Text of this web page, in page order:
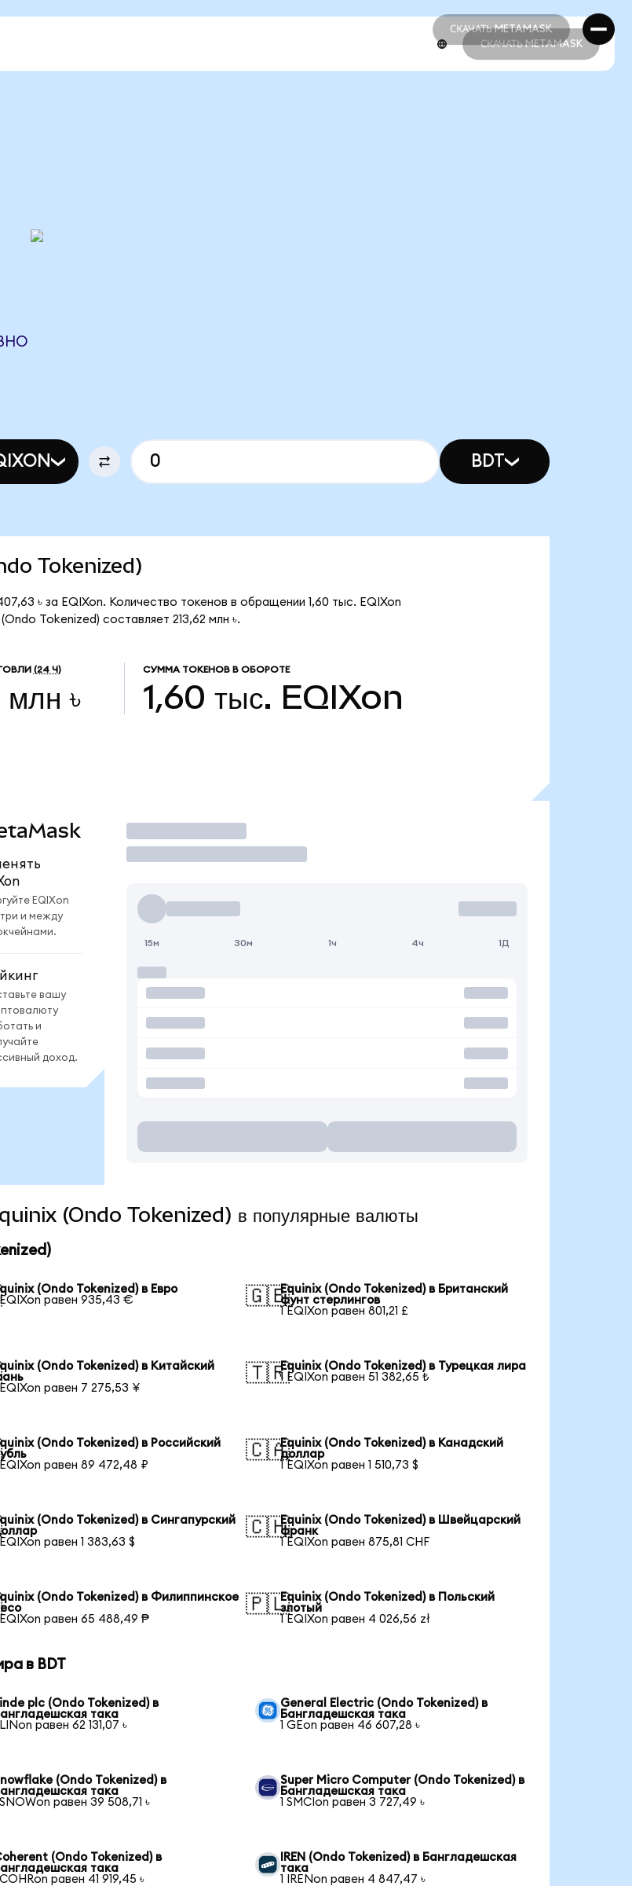
СКАЧАТЬ METAMASK
СКАЧАТЬ METAMASK
СКАЧАТЬ METAMASK
BDT
Tokenized)
৳ за EQIXon. Количество токенов в обращении 1,60 тыс. EQIXon
Tokenized) составляет 213,62 млн ৳.
(24 Ч)
৳
СУММА ТОКЕНОВ В ОБОРОТЕ
1,60 тыс. EQIXon
EQIXon
и между
вашу
и
доход.
Торговать
15м 30м 1ч 4ч 1Д
Equinix (Ondo Tokenized) в популярные валюты
(Ondo Tokenized) в Евро
EQIXon равен 935,43 €
🇬🇧Equinix (Ondo Tokenized) в Британский
фунт стерлингов
1 EQIXon равен 801,21 £
(Ondo Tokenized) в Китайский
EQIXon равен 7 275,53 ¥
🇹🇷Equinix (Ondo Tokenized) в Турецкая лира
1 EQIXon равен 51 382,65 ₺
(Ondo Tokenized) в Российский
EQIXon равен 89 472,48 ₽
🇨🇦Equinix (Ondo Tokenized) в Канадский
доллар
1 EQIXon равен 1 510,73 $
(Ondo Tokenized) в Сингапурский
EQIXon равен 1 383,63 $
🇨🇭Equinix (Ondo Tokenized) в Швейцарский
франк
1 EQIXon равен 875,81 CHF
(Ondo Tokenized) в Филиппинское
EQIXon равен 65 488,49 ₱
🇵🇱Equinix (Ondo Tokenized) в Польский
злотый
1 EQIXon равен 4 026,56 zł
в BDT
plc (Ondo Tokenized) в
така
LINon равен 62 131,07 ৳
General Electric (Ondo Tokenized) в
Бангладешская така
1 GEon равен 46 607,28 ৳
(Ondo Tokenized) в
така
SNOWon равен 39 508,71 ৳
Super Micro Computer (Ondo Tokenized) в
Бангладешская така
1 SMCIon равен 3 727,49 ৳
(Ondo Tokenized) в
така
COHRon равен 41 919,45 ৳
IREN (Ondo Tokenized) в Бангладешская
така
1 IRENon равен 4 847,47 ৳